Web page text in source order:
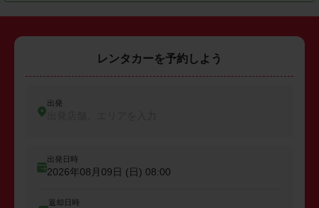
レンタカーを予約しよう
出発
出発日時
2026年08月09日 (日) 08:00
返却日時